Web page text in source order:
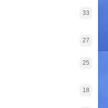
33
27
25
18